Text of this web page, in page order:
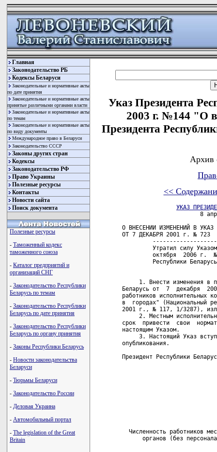
Главная
Законодательство РБ
Кодексы Беларуси
Законодательные и нормативные акты
по дате принятия
Законодательные и нормативные акты
принятые различными органами власти
Законодательные и нормативные акты
по темам
Законодательные и нормативные акты
по виду документы
Международное право в Беларуси
Законодательство СССР
Законы других стран
Кодексы
Законодательство РФ
Право Украины
Полезные ресурсы
Контакты
Новости сайта
Поиск документа
Полезные ресурсы
- Таможенный кодекс
таможенного союза
- Каталог предприятий и
организаций СНГ
- Законодательство Республики
Беларусь по темам
- Законодательство Республики
Беларусь по дате принятия
- Законодательство Республики
Беларусь по органу принятия
- Законы Республики Беларусь
- Новости законодательства
Беларуси
- Тюрьмы Беларуси
- Законодательство России
- Деловая Украина
- Автомобильный портал
- The legislation of the Great
Britain
Указ Президента
2003 г. №144 "О
Президента
Архив
<<
УКАЗ
8
О ВНЕСЕНИИ ИЗМЕНЕНИЙ В УКАЗ
ОТ 7 ДЕКАБРЯ 2001 г. № 723
Утратил силу
октября  2006 г.
Республики
1. Внести изменения в
Беларусь от  7  декабря
работников исполнительных
в  городах" (Национальный
2001 г., № 117, 1/3287),
2. Местным
срок  привести  свои
настоящим Указом.
3. Настоящий Указ
опубликования.
Президент Республики
Численность работников
органов (без